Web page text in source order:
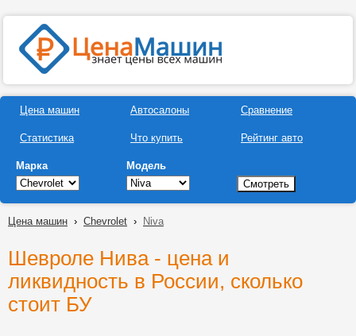
Цена машин
Статистика
Автосалоны
Что купить
Сравнение
Рейтинг авто
Марка Модель
Цена машин › Chevrolet › Niva
Шевроле Нива - цена и
ликвидность в России, сколько
стоит БУ